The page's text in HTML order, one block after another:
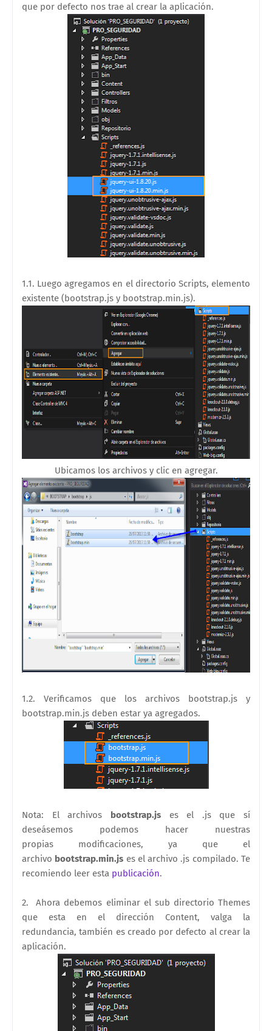
que por defecto nos trae al crear la aplicación.
1.1. Luego agregamos en el directorio Scripts, elemento
existente (bootstrap.js y bootstrap.min.js).
Ubicamos los archivos y clic en agregar.
1.2. Verificamos que los archivos bootstrap.js y
bootstrap.min.js deben estar ya agregados.
Nota: El archivos bootstrap.jses el .js que sí
deseásemos podemos hacer nuestras
propias modificaciones, ya que el
archivo bootstrap.min.js es el archivo .js compilado. Te
recomiendo leer esta publicación.
2. Ahora debemos eliminar el sub directorio Themes
que esta en el dirección Content, valga la
redundancia,también es creado por defecto al crear la
aplicación.